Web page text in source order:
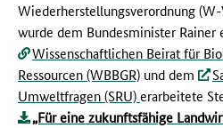
Wiederherstellungsverordnung
wurde dem Bundesminister Rainer
Wissenschaftlichen Beirat für
Ressourcen (WBBGR) und dem
Umweltfragen (SRU)erarbeitete
„Für eine zukunftsfähige